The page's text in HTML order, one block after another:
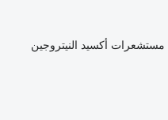
مستشعرات أكسيد النيتروجين